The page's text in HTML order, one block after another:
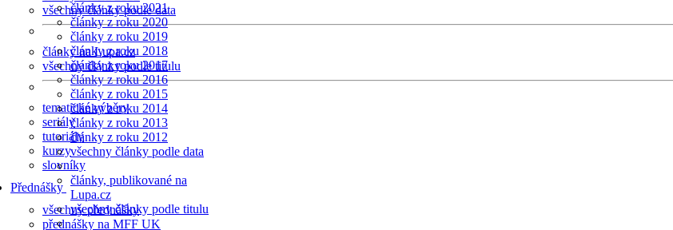
všechny články podle data
články na Lupa.cz
všechny články podle titulu
tematické výběry
seriály
tutoriály
kurzy
slovníky
Přednášky
všechny přednášky
přednášky na MFF UK
články z roku 2021
články z roku 2020
články z roku 2019
články z roku 2018
články z roku 2017
články z roku 2016
články z roku 2015
články z roku 2014
články z roku 2013
články z roku 2012
všechny články podle data
články, publikované na
Lupa.cz
všechny články podle titulu